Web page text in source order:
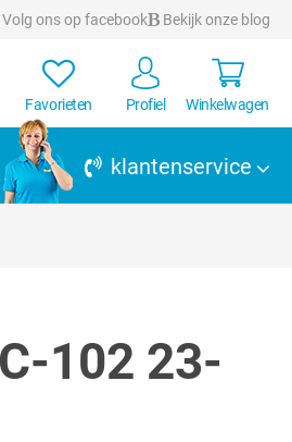
Volg ons op facebook Bekijk onze blog
Favorieten Profiel Winkelwagen
klantenservice
102 23-